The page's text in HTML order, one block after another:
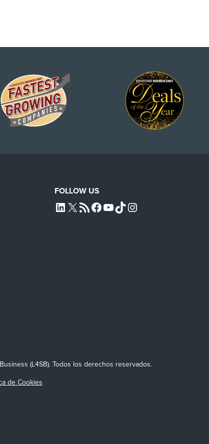
FOLLOW US
L4SB LINKEDIN
X L4SB RSS FEEDL4SB FACEBOOK
L4SB YOUTUBE
TIKTOKINSTAGRAM
(L4SB). Todos los derechos reservados.
de Cookies